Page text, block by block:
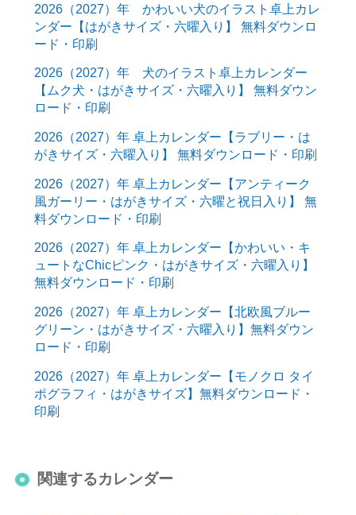
2026（2027）年 かわいい犬のイラスト卓上カレ
ンダー【はがきサイズ・六曜入り】 無料ダウンロ
ード・印刷
2026（2027）年 犬のイラスト卓上カレンダー
【ムク犬・はがきサイズ・六曜入り】 無料ダウン
ロード・印刷
2026（2027）年 卓上カレンダー【ラブリー・は
がきサイズ・六曜入り】 無料ダウンロード・印刷
2026（2027）年 卓上カレンダー【アンティーク
風ガーリー・はがきサイズ・六曜と祝日入り】 無
料ダウンロード・印刷
2026（2027）年 卓上カレンダー【かわいい・キ
ュートなChicピンク・はがきサイズ・六曜入り】
無料ダウンロード・印刷
2026（2027）年 卓上カレンダー【北欧風ブルー
グリーン・はがきサイズ・六曜入り】無料ダウン
ロード・印刷
2026（2027）年 卓上カレンダー【モノクロ タイ
ポグラフィ・はがきサイズ】無料ダウンロード・
印刷
関連するカレンダー